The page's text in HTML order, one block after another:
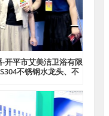
开平市艾美洁卫浴有限
不锈钢水龙头、不
水龙头、过滤净水龙
列洁具产品、源头工
！